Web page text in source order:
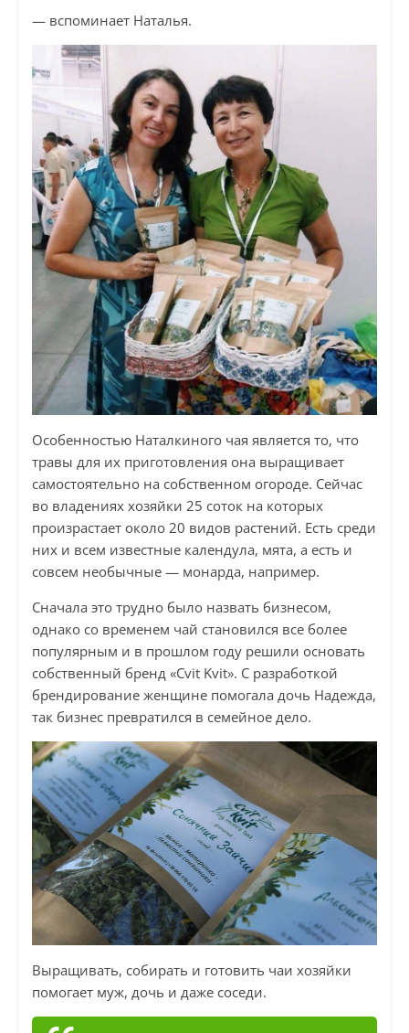
— вспоминает Наталья.
Особенностью Наталкиного чая является то, что
травы для их приготовления она выращивает
самостоятельно на собственном огороде. Сейчас
во владениях хозяйки 25 соток на которых
произрастает около 20 видов растений. Есть среди
них и всем известные календула, мята, а есть и
совсем необычные — монарда, например.
Сначала это трудно было назвать бизнесом,
однако со временем чай становился все более
популярным и в прошлом году решили основать
собственный бренд «Cvit Kvit». С разработкой
брендирование женщине помогала дочь Надежда,
так бизнес превратился в семейное дело.
Выращивать, собирать и готовить чаи хозяйки
помогает муж, дочь и даже соседи.